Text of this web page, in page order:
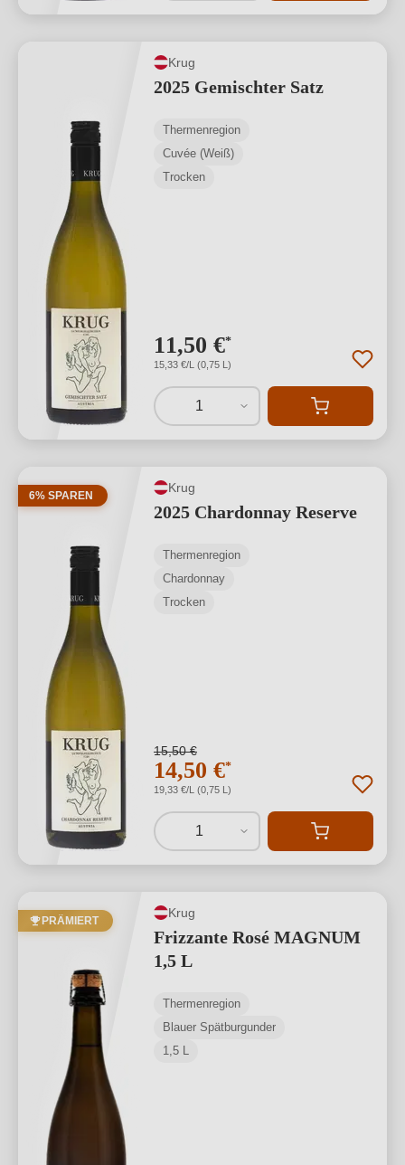
Krug
2025 Gemischter Satz
Thermenregion
Cuvée (Weiß)
Trocken
11,50 €*
15,33 €/L (0,75 L)
1
6% SPAREN
Krug
2025 Chardonnay Reserve
Thermenregion
Chardonnay
Trocken
15,50 €
14,50 €*
19,33 €/L (0,75 L)
1
PRÄMIERT
Krug
Frizzante Rosé MAGNUM
1,5 L
Thermenregion
Blauer Spätburgunder
1,5 L